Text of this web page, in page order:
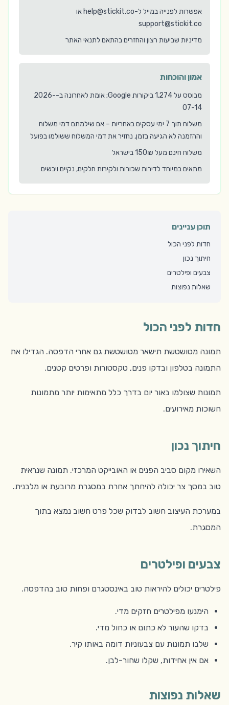
אפשרות לפנייה במייל ל-help@stickit.co או
support@stickit.co
מדיניות שביעות רצון והחזרים בהתאם לתנאי האתר
אמון והוכחות
מבוסס על 1,274 ביקורות Google; אומת לאחרונה ב-2026-
07-14
משלוח תוך 7 ימי עסקים באחריות – אם שילמתם דמי משלוח
וההזמנה לא הגיעה בזמן, נחזיר את דמי המשלוח ששולמו בפועל
משלוח חינם מעל 150₪ בישראל
מתאים במיוחד לדירות שכורות ולקירות חלקים, נקיים ויבשים
תוכן עניינים
חדות לפני הכול
חיתוך נכון
צבעים ופילטרים
שאלות נפוצות
חדות לפני הכול
תמונה מטושטשת תישאר מטושטשת גם אחרי הדפסה. הגדילו את
התמונה בטלפון ובדקו פנים, טקסטורות ופרטים קטנים.
תמונות שצולמו באור יום בדרך כלל מתאימות יותר מתמונות
חשוכות מאירועים.
חיתוך נכון
השאירו מקום סביב הפנים או האובייקט המרכזי. תמונה שנראית
טוב במסך צר יכולה להיחתך אחרת במסגרת מרובעת או מלבנית.
במערכת העיצוב חשוב לבדוק שכל פרט חשוב נמצא בתוך
המסגרת.
צבעים ופילטרים
פילטרים יכולים להיראות טוב באינסטגרם ופחות טוב בהדפסה.
הימנעו מפילטרים חזקים מדי.
בדקו שהעור לא כתום או כחול מדי.
שלבו תמונות עם צבעוניות דומה באותו קיר.
אם אין אחידות, שקלו שחור-לבן.
שאלות נפוצות